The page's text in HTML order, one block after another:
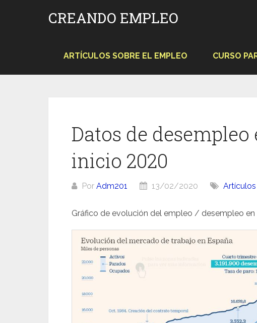
CREANDO EMPLEO
ARTÍCULOS SOBRE EL EMPLEO CURSO
Datos de desempleo
inicio 2020
Por Adm201 13/02/2020
Gráfico de evolución del empleo / desempleo en